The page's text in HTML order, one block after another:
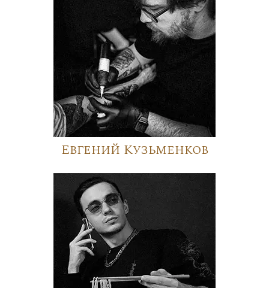
Евгений Кузьменков